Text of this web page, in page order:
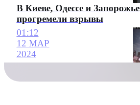
В Киеве, Одессе и Запорожье
прогремели взрывы
01:12
12 МАР
2024